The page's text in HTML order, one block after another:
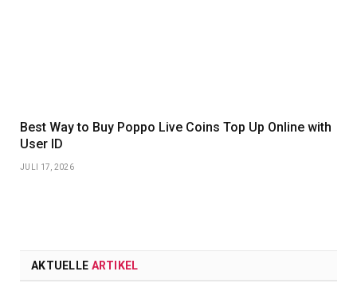
Best Way to Buy Poppo Live Coins Top Up Online with
User ID
JULI 17, 2026
AKTUELLE ARTIKEL